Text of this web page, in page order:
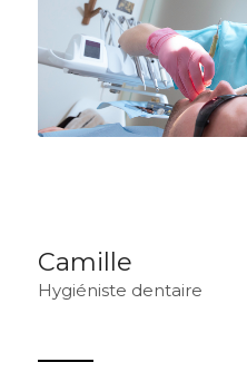
Camille
Hygiéniste dentaire